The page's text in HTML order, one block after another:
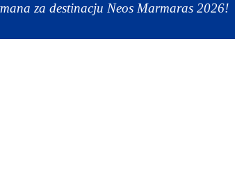
za destinacju Neos Marmaras 2026!